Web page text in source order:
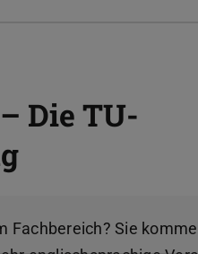
Die TU-
Fachbereich? Sie
englischsprachige